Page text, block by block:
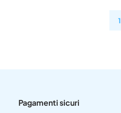
1
Pagamenti sicuri